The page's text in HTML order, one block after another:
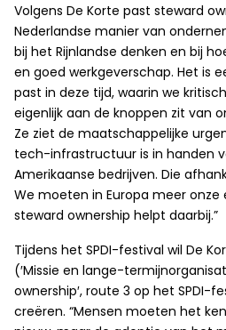
Volgens De Korte past steward
Nederlandse manier van
bij het Rijnlandse denken en bij
en goed werkgeverschap. Het is
past in deze tijd, waarin we
eigenlijk aan de knoppen zit van
Ze ziet de maatschappelijke
tech-infrastructuur is in handen
Amerikaanse bedrijven. Die
We moeten in Europa meer
steward ownership helpt daarbij.”
Tijdens het SPDI-festival wil De
(′Missie en lange-
ownership′, route 3 op het SPDI-
creëren. “Mensen moeten het